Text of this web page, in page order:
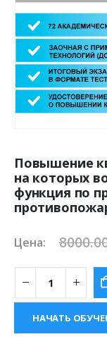
Повышение
на которых
функция по
Цена:
НАЧАТЬ